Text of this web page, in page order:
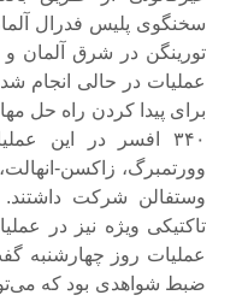
سخنگوی پلیس فدرال
تورینگن در شرق آلمان
عملیات در حالی انجام
برای پیدا کردن راه حل
۳۴۰ افسر در این
وورتمبرگ، زاکسن-
وستفالن شرکت
تاکتیکی ویژه نیز در
عملیات روز چهارشنبه
ضبط شواهدی بود که